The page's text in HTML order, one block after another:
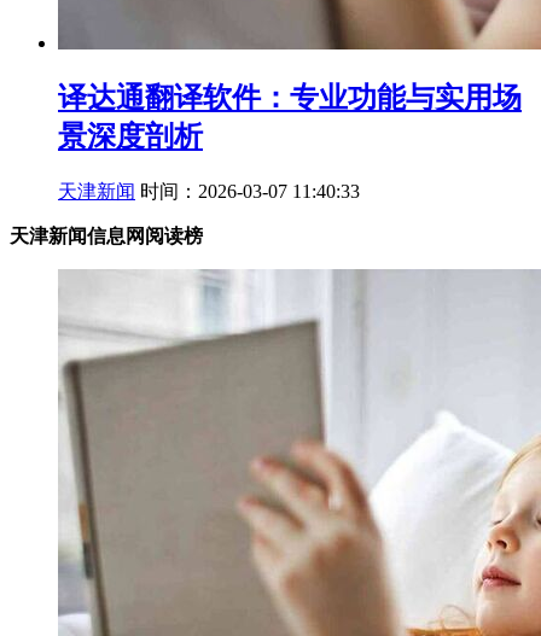
译达通翻译软件：专业功能与实用场
景深度剖析
天津新闻 时间：2026-03-07 11:40:33
天津新闻信息网阅读榜